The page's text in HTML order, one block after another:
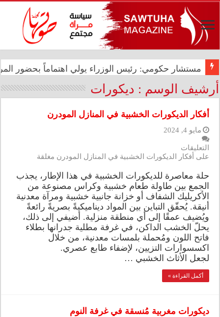
مستشار حكومي: رئيس الوزراء يولي اهتماماً بحضور
شيرين عبد الوهاب تتصدر الترند العالمي بحفلها في
أرشيف الوسم : ديكورات
أفكار الديكورات الخشبية في المنازل المودرن
مايو 4, 2024
التعليقات
على أفكار الديكورات الخشبية في المنازل المودرن مغلقة
حلة معاصرة للديكورات الخشبية في هذا الإطار، يجذب
الجمع بين طاولة طعام خشبية وكراس مصنوعة من
الأكريليك الشفاف أو خزانة جانبية خشبية ومرآة معدنية
أنيقة. يُحقّق التباين بين المواد ديناميكيةً بصريةً رائعةً
ويُضيف عمقًا إلى أي منطقة منزلية. أضيفي إلى ذلك،
يحلّ الخشب الداكن، في غرفة مطلية جدرانها بطلاء
فاتح اللون ومُحملة بلمسات معدنية، من خلال
اكسسوارات التزيين، لإضفاء طابع عصري.
لجعل الأثاث الخشبي …
أكمل القراءة »
ديكورات مغربية مُنسقة في غرفة النوم